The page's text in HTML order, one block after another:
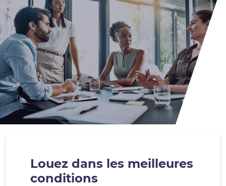
Louez dans les meilleures
conditions